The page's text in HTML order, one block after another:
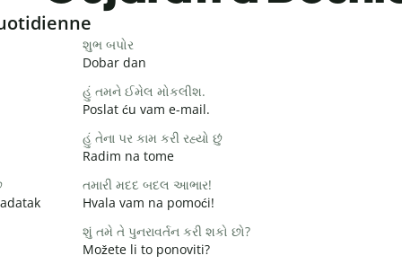
શુભ બપોર
Dobar dan
હું તમને ઈમેલ મોકલીશ.
Poslat ću vam e-mail.
હું તેના પર કામ કરી રહ્યો છું
Radim na tome
તમારી મદદ બદલ આભાર!
Hvala vam na pomoći!
શું તમે તે પુનરાવર્તન કરી શકો છો?
Možete li to ponoviti?